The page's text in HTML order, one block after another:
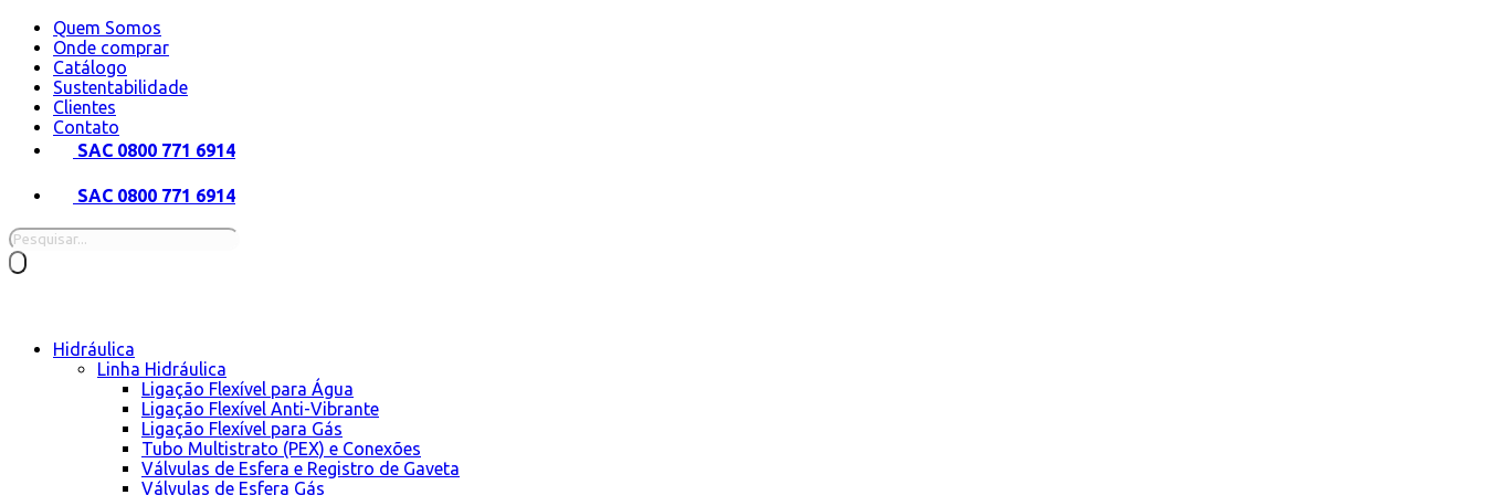
Pular
para
conteúdo
Quem Somos
Onde comprar
Catálogo
Sustentabilidade
Clientes
Contato
SAC 0800 771 6914
SAC 0800 771 6914
Pesquisar
produtos
Hidráulica
Linha Hidráulica
Ligação Flexível para Água
Ligação Flexível Anti-Vibrante
Ligação Flexível para Gás
Tubo Multistrato (PEX) e Conexões
Válvulas de Esfera e Registro de Gaveta
Válvulas de Esfera Gás